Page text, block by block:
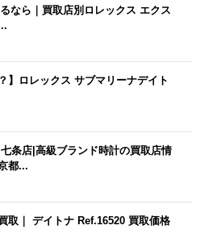
なら｜買取店別ロレックス エクス
】ロレックス サブマリーナデイト
条店|高級ブランド時計の買取店情
都...
取｜ デイトナ Ref.16520 買取価格